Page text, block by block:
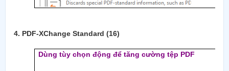
4. PDF-XChange Standard (16)
Dùng tùy chọn động để tăng cường tệp PDF